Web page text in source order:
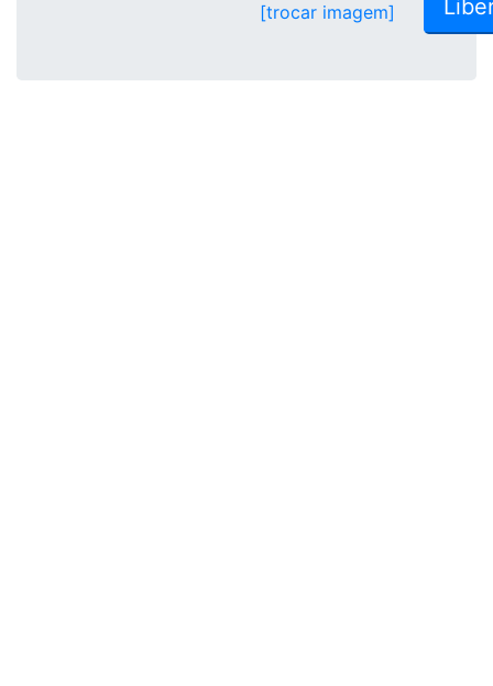
[trocar imagem]